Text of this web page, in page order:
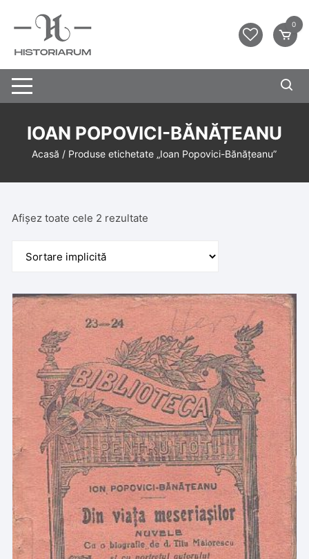
0
IOAN POPOVICI-BĂNĂȚEANU
Acasă / Produse etichetate „Ioan Popovici-Bănățeanu”
Afișez toate cele 2 rezultate